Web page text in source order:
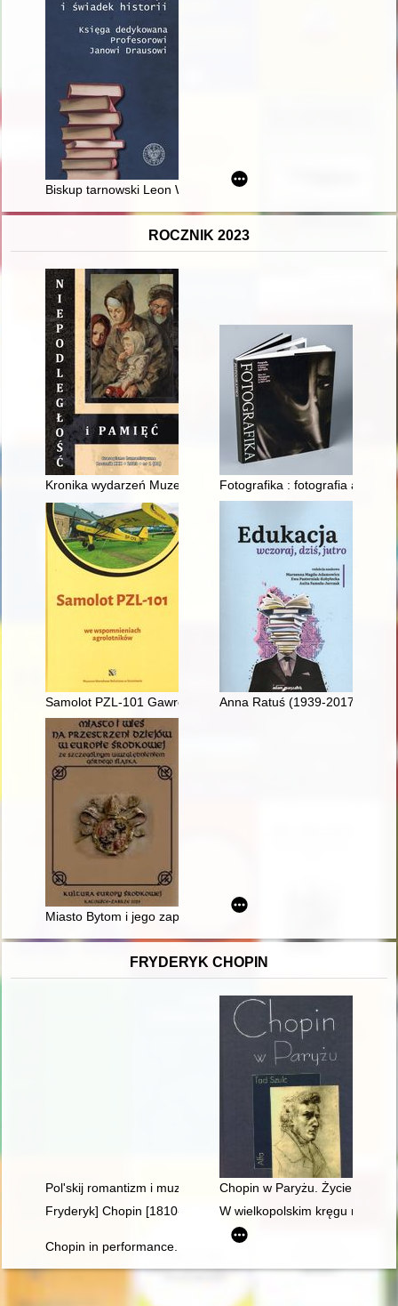
Biskup tarnowski Leon Wałęga
ROCZNIK 2023
Kronika wydarzeń Muzeum Niepodległości w Warszawie
Fotografika : fotografia
Samolot PZL-101 Gawron we wspomnieniach agrolotników
Anna Ratuś (1939-2017)
Miasto Bytom i jego zaplecza terytorialne w latach 1287-
FRYDERYK CHOPIN
Pol'skij romantizm i muzykal'naja kul'tura L'vova vtoroj
Chopin w Paryżu. Życie i epoka
Fryderyk] Chopin [1810-1849]. Życie i droga twórcza
W wielkopolskim kręgu rodziny
Chopin in performance. History, theory, practice